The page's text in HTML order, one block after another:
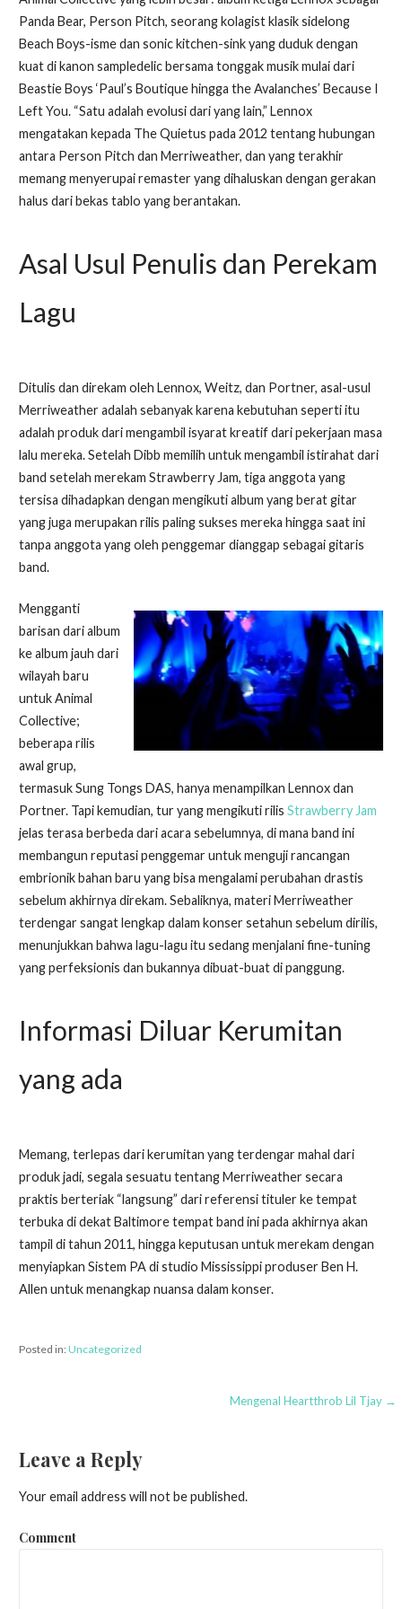
Panda Bear, Person Pitch, seorang kolagist klasik sidelong
Beach Boys-isme dan sonic kitchen-sink yang duduk dengan
kuat di kanon sampledelic bersama tonggak musik mulai dari
Beastie Boys ‘Paul’s Boutique hingga the Avalanches’ Because I
Left You. “Satu adalah evolusi dari yang lain,” Lennox
mengatakan kepada The Quietus pada 2012 tentang hubungan
antara Person Pitch dan Merriweather, dan yang terakhir
memang menyerupai remaster yang dihaluskan dengan gerakan
halus dari bekas tablo yang berantakan.
Asal Usul Penulis dan Perekam
Lagu
Ditulis dan direkam oleh Lennox, Weitz, dan Portner, asal-usul
Merriweather adalah sebanyak karena kebutuhan seperti itu
adalah produk dari mengambil isyarat kreatif dari pekerjaan masa
lalu mereka. Setelah Dibb memilih untuk mengambil istirahat dari
band setelah merekam Strawberry Jam, tiga anggota yang
tersisa dihadapkan dengan mengikuti album yang berat gitar
yang juga merupakan rilis paling sukses mereka hingga saat ini
tanpa anggota yang oleh penggemar dianggap sebagai gitaris
band.
Mengganti
barisan dari album
ke album jauh dari
wilayah baru
untuk Animal
Collective;
beberapa rilis
awal grup,
termasuk Sung Tongs DAS, hanya menampilkan Lennox dan
Portner. Tapi kemudian, tur yang mengikuti rilis Strawberry Jam
jelas terasa berbeda dari acara sebelumnya, di mana band ini
membangun reputasi penggemar untuk menguji rancangan
embrionik bahan baru yang bisa mengalami perubahan drastis
sebelum akhirnya direkam. Sebaliknya, materi Merriweather
terdengar sangat lengkap dalam konser setahun sebelum dirilis,
menunjukkan bahwa lagu-lagu itu sedang menjalani fine-tuning
yang perfeksionis dan bukannya dibuat-buat di panggung.
Informasi Diluar Kerumitan
yang ada
Memang, terlepas dari kerumitan yang terdengar mahal dari
produk jadi, segala sesuatu tentang Merriweather secara
praktis berteriak “langsung” dari referensi tituler ke tempat
terbuka di dekat Baltimore tempat band ini pada akhirnya akan
tampil di tahun 2011, hingga keputusan untuk merekam dengan
menyiapkan Sistem PA di studio Mississippi produser Ben H.
Allen untuk menangkap nuansa dalam konser.
Posted in:Uncategorized
n
Mengenal Heartthrob Lil Tjay →
Leave a Reply
Your email address will not be published.
Comment